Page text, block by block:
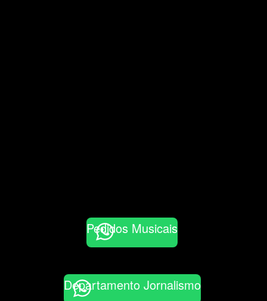
Pedidos Musicais
Departamento Jornalismo